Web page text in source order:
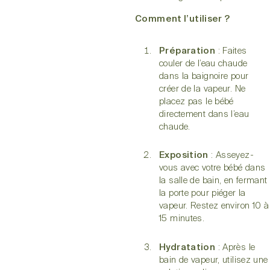
Comment l’utiliser ?
Préparation : Faites
couler de l’eau chaude
dans la baignoire pour
créer de la vapeur. Ne
placez pas le bébé
directement dans l’eau
chaude.
Exposition : Asseyez-
vous avec votre bébé dans
la salle de bain, en fermant
la porte pour piéger la
vapeur. Restez environ 10 à
15 minutes.
Hydratation : Après le
bain de vapeur, utilisez une